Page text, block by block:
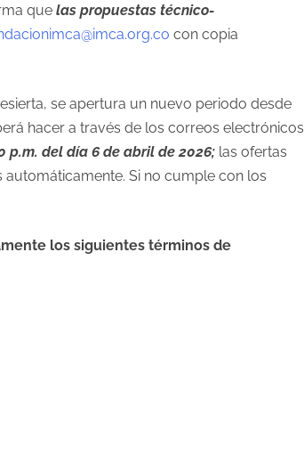
que las propuestas técnico-
con copia
se apertura un nuevo periodo desde
hacer a través de los correos electrónicos
p.m. del día 6 de abril de 2026; las ofertas
Si no cumple con los
los siguientes términos de